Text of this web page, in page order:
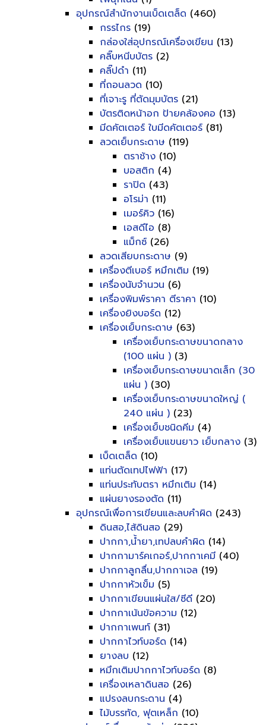
อุปกรณ์สำนักงานเบ็ดเตล็ด (460)
กรรไกร (19)
กล่องใส่อุปกรณ์เครื่องเขียน (13)
คลิ๊บหนีบบัตร (2)
คลิ๊ปดำ (11)
ที่ถอนลวด (10)
ที่เจาะรู ที่ตัดมุมบัตร (21)
บัตรติดหน้าอก ป้ายคล้องคอ (13)
มีดคัตเตอร์ ใบมีดคัตเตอร์ (81)
ลวดเย็บกระดาษ (119)
ตราช้าง (10)
บอสติก (4)
ราปิด (43)
อโรม่า (11)
เมอร์คิว (16)
เอสดีไอ (8)
แม็กซ์ (26)
ลวดเสียบกระดาษ (9)
เครื่องตีเบอร์ หมึกเติม (19)
เครื่องนับจำนวน (6)
เครื่องพิมพ์ราคา ตีราคา (10)
เครื่องยิงบอร์ด (12)
เครื่องเย็บกระดาษ (63)
เครื่องเย็บกระดาษขนาดกลาง
(100 แผ่น ) (3)
เครื่องเย็บกระดาษขนาดเล็ก (30
แผ่น ) (30)
เครื่องเย็บกระดาษขนาดใหญ่ (
240 แผ่น ) (23)
เครื่องเย็บชนิดคีม (4)
เครื่องเย็บแขนยาว เย็บกลาง (3)
เบ็ดเตล็ด (10)
แท่นตัดเทปไฟฟ้า (17)
แท่นประทับตรา หมึกเติม (14)
แผ่นยางรองตัด (11)
อุปกรณ์เพื่อการเขียนและลบคำผิด (243)
ดินสอ,ไส้ดินสอ (29)
ปากกา,น้ำยา,เทปลบคำผิด (14)
ปากกามาร์คเกอร์,ปากกาเคมี (40)
ปากกาลูกลื่น,ปากกาเจล (19)
ปากกาหัวเข็ม (5)
ปากกาเขียนแผ่นใส/ซีดี (20)
ปากกาเน้นข้อความ (12)
ปากกาเพนท์ (31)
ปากกาไวท์บอร์ด (14)
ยางลบ (12)
หมึกเติมปากกาไวท์บอร์ด (8)
เครื่องเหลาดินสอ (26)
แปรงลบกระดาน (4)
ไม้บรรทัด, ฟุตเหล็ก (10)